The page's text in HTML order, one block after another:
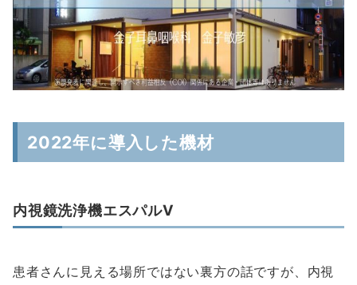
2022年に導入した機材
内視鏡洗浄機エスパルV
患者さんに見える場所ではない裏方の話ですが、内視